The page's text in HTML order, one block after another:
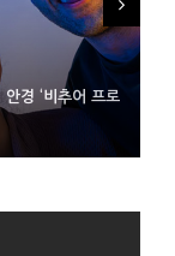
경 ‘비추어 프로
패키징 대기 중
오픈AI